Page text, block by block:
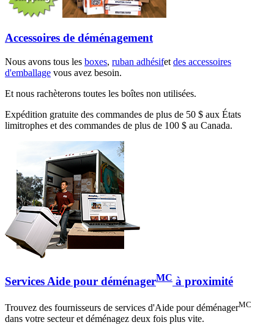
Accessoires de déménagement
Nous avons tous les boxes, ruban adhésifet des accessoires
d'emballage vous avez besoin.
Et nous rachèterons toutes les boîtes non utilisées.
Expédition gratuite des commandes de plus de 50 $ aux États
limitrophes et des commandes de plus de 100 $ au Canada.
Services Aide pour déménagerMC à proximité
Trouvez des fournisseurs de services d'Aide pour déménagerMC
dans votre secteur et déménagez deux fois plus vite.